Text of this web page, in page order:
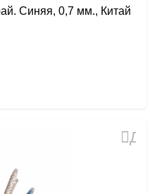
Синяя, 0,7 мм., Китай